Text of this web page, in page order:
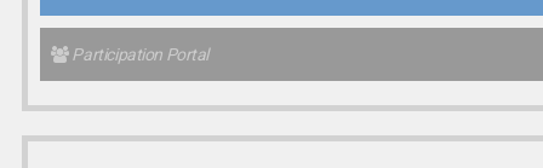
Participation Portal